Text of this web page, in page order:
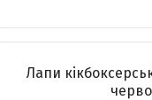
Лапи